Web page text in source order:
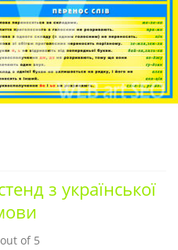
з української
of 5